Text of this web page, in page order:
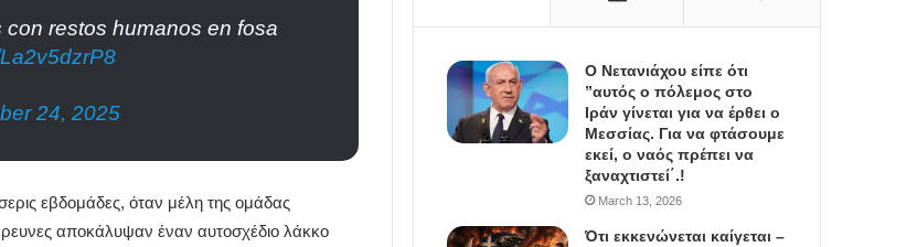
restos humanos en fosa
24, 2025
εβδομάδες, όταν μέλη της ομάδας
αποκάλυψαν έναν αυτοσχέδιο λάκκο
Ο Νετανιάχου είπε ότι
”αυτός ο πόλεμος στο
Ιράν γίνεται για να έρθει ο
Μεσσίας. Για να φτάσουμε
εκεί, ο ναός πρέπει να
ξαναχτιστεί΄.!
March 13, 2026
Ότι εκκενώνεται καίγεται –